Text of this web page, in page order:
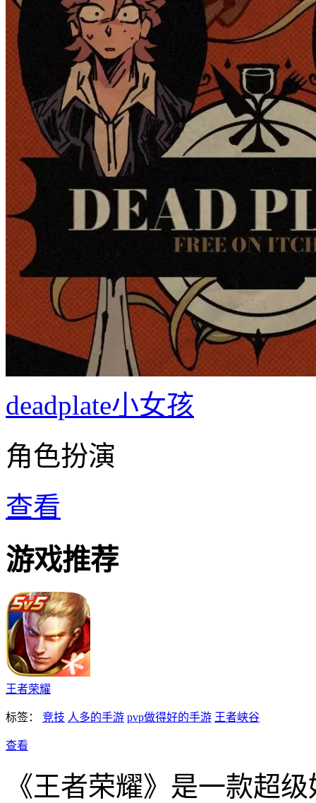
deadplate小女孩
角色扮演
查看
游戏推荐
王者荣耀
标签： 竞技 人多的手游 pvp做得好的手游 王者峡谷
查看
《王者荣耀》是一款超